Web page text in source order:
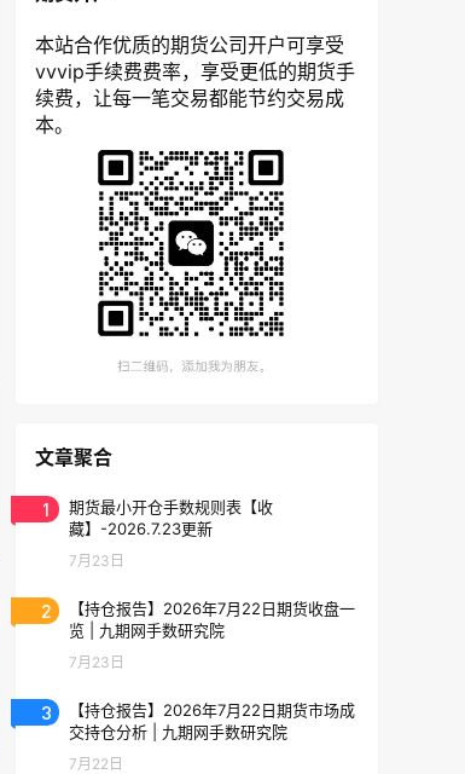
本站合作优质的期货公司开户可享受
vvvip手续费费率，享受更低的期货手
续费，让每一笔交易都能节约交易成
本。
文章聚合
1
期货最小开仓手数规则表【收
藏】-2026.7.23更新
7月23日
2
【持仓报告】2026年7月22日期货收盘一
览 | 九期网手数研究院
7月23日
3
【持仓报告】2026年7月22日期货市场成
交持仓分析 | 九期网手数研究院
7月22日